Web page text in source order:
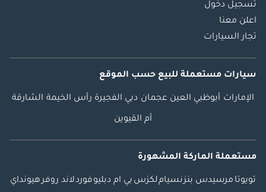
تسجيل دخول
اعلن معنا
تجار السيارات
سيارات مستعملة للبيع حسب الموقع
الإمارات أبوظبي العين عجمان دبي الفجيرة رأس الخيمة الشارقة
أم القيوين
مستعملة الماركة المشهورة
تويوتا مرسيدس بنزنسياملكزس بي ام دبليوفوردلاند روفرهيونداي